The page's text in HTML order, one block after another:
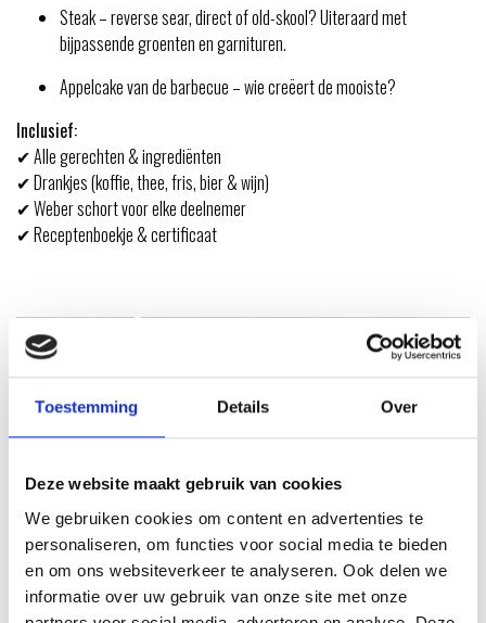
Toestemming Details Over
Deze website maakt gebruik van cookies
We gebruiken cookies om content en advertenties te
personaliseren, om functies voor social media te bieden
en om ons websiteverkeer te analyseren. Ook delen we
informatie over uw gebruik van onze site met onze
Steak – reverse sear, direct of old-skool? Uiteraard met
bijpassende groenten en garnituren.
Appelcake van de barbecue – wie creëert de mooiste?
Inclusief:
✔ Alle gerechten & ingrediënten
✔ Drankjes (koffie, thee, fris, bier & wijn)
✔ Weber schort voor elke deelnemer
✔ Receptenboekje & certificaat